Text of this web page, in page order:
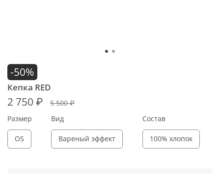
-50%
Кепка RED
2 750 ₽ 5 500 ₽
Размер
OS
Вид
Вареный эффект
Состав
100% хлопок